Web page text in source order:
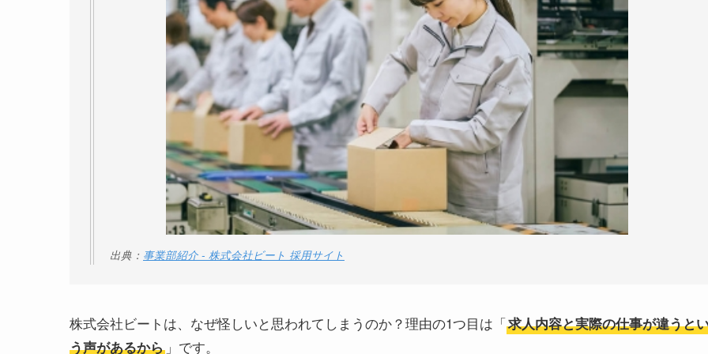
出典： 事業部紹介 - 株式会社ビート 採用サイト
株式会社ビートは、なぜ怪しいと思われてしまうのか？理由の1つ目は「求人内容と実際の仕事が違うと
う声があるから 」です。